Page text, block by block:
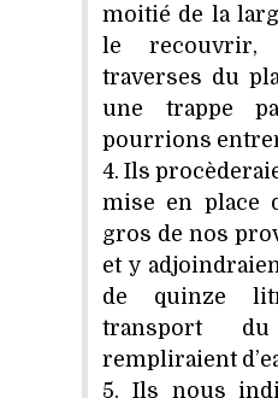
moitié de la
le recouvrir,
traverses du
une trappe
pourrions
4. Ils
mise en place
gros de nos
et y
de quinze
transport
rempliraient
5. Ils nous